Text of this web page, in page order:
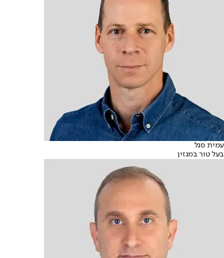
עמית סגל
בעל טור במגזין